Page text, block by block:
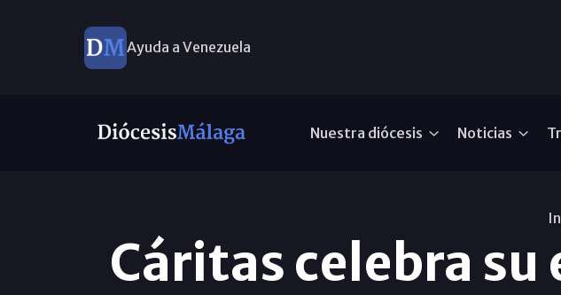
Ayuda a Venezuela
Nuestra diócesis Noticias
Cáritas celebra